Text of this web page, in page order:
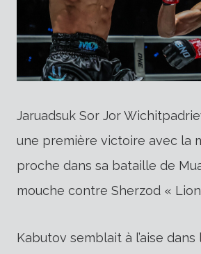
Jaruadsuk Sor Jor
une première victoire avec la
proche dans sa bataille de
mouche contre Sherzod «
Kabutov semblait à l’aise